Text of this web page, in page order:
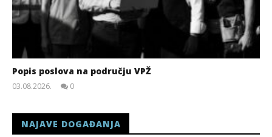
Popis poslova na području VPŽ
03.08.2026.
0
NAJAVE DOGAĐANJA